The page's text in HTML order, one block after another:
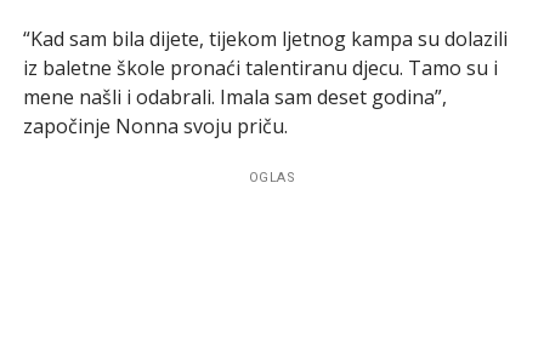
“Kad sam bila dijete, tijekom ljetnog kampa su dolazili
iz baletne škole pronaći talentiranu djecu. Tamo su i
mene našli i odabrali. Imala sam deset godina”,
započinje Nonna svoju priču.
OGLAS